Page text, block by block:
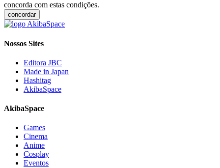
concorda com estas condições.
concordar
Nossos Sites
Editora JBC
Made in Japan
Hashitag
AkibaSpace
AkibaSpace
Games
Cinema
Anime
Cosplay
Eventos